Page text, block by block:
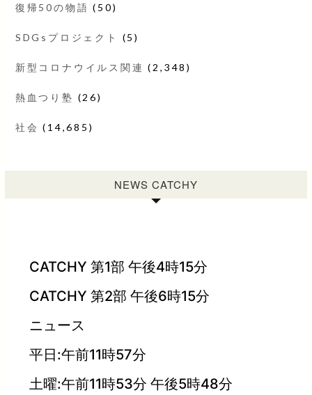
復帰50の物語 (50)
SDGsプロジェクト (5)
新型コロナウイルス関連 (2,348)
熱血つり塾 (26)
社会 (14,685)
NEWS CATCHY
CATCHY 第1部 午後4時15分
CATCHY 第2部 午後6時15分
ニュース
平日:午前11時57分
土曜:午前11時53分 午後5時48分